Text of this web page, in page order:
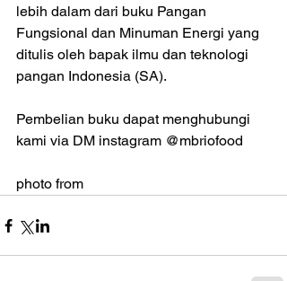
lebih dalam dari buku Pangan
Fungsional dan Minuman Energi yang
ditulis oleh bapak ilmu dan teknologi
pangan Indonesia (SA).
Pembelian buku dapat menghubungi
kami via DM instagram @mbriofood
photo from